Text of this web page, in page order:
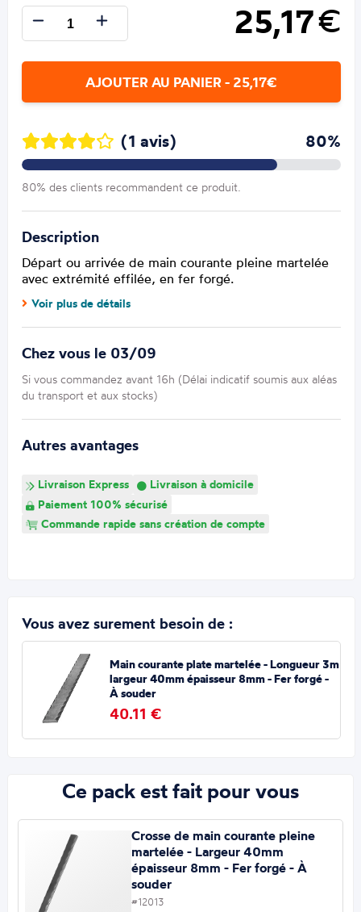
25,17€
AJOUTER AU PANIER - 25,17€
(1 avis) 80%
80% des clients recommandent ce produit.
Description
Départ ou arrivée de main courante pleine martelée
avec extrémité effilée, en fer forgé.
Voir plus de détails
Chez vous le 03/09
Si vous commandez avant 16h (Délai indicatif soumis aux aléas
du transport et aux stocks)
Autres avantages
Livraison Express
Livraison à domicile
Paiement 100% sécurisé
Commande rapide sans création de compte
Vous avez surement besoin de :
Main courante plate martelée - Longueur 3m
largeur 40mm épaisseur 8mm - Fer forgé -
À souder
40.11 €
Ce pack est fait pour vous
Crosse de main courante pleine
martelée - Largeur 40mm
épaisseur 8mm - Fer forgé - À
souder
#12013